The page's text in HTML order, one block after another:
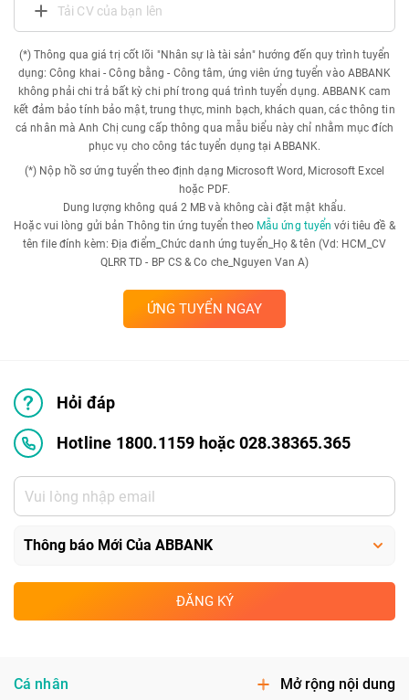
Tải CV của bạn lên
(*) Thông qua giá trị cốt lõi "Nhân sự là tài sản" hướng đến quy trình tuyển
dụng: Công khai - Công bằng - Công tâm, ứng viên ứng tuyển vào ABBANK
không phải chi trả bất kỳ chi phí trong quá trình tuyển dụng. ABBANK cam
kết đảm bảo tính bảo mật, trung thực, minh bạch, khách quan, các thông tin
cá nhân mà Anh Chị cung cấp thông qua mẫu biểu này chỉ nhằm mục đích
phục vụ cho công tác tuyển dụng tại ABBANK.
(*) Nộp hồ sơ ứng tuyển theo định dạng Microsoft Word, Microsoft Excel
hoặc PDF.
Dung lượng không quá 2 MB và không cài đặt mật khẩu.
Hoặc vui lòng gửi bản Thông tin ứng tuyển theo Mẫu ứng tuyển với tiêu đề &
tên file đính kèm: Địa điểm_Chức danh ứng tuyển_Họ & tên (Vd: HCM_CV
QLRR TD - BP CS & Co che_Nguyen Van A)
ỨNG TUYỂN NGAY
Hỏi đáp
Hotline 1800.1159 hoặc 028.38365.365
ĐĂNG KÝ
Cá nhân Mở rộng nội dung